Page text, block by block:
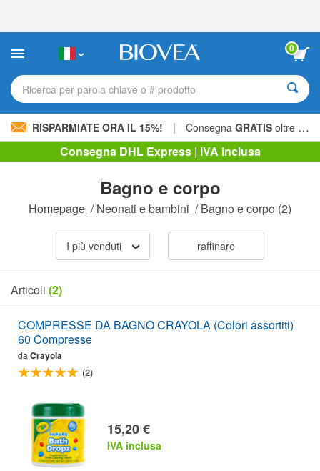
sito
include
sistema
0
Ricerca per parola chiave o # prodotto
RISPARMIATE ORA IL 15%! | Consegna GRATIS oltre 60,00 € »
Consegna DHL Express | IVA inclusa
Bagno e corpo
Homepage /Neonati e bambini /Bagno e corpo (2)
I più venduti raffinare
Articoli (2)
COMPRESSE DA BAGNO CRAYOLA (Colori assortiti)
60 Compresse
daCrayola
(2)
15,20 €
IVA inclusa